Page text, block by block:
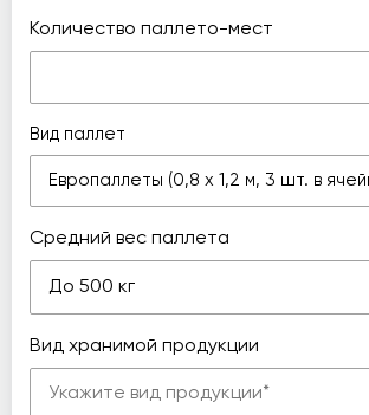
Количество паллето-мест
Вид паллет
Европаллеты (0,8 х 1,2 м, 3 шт. в
Средний вес паллета
До 500 кг
Вид хранимой продукции